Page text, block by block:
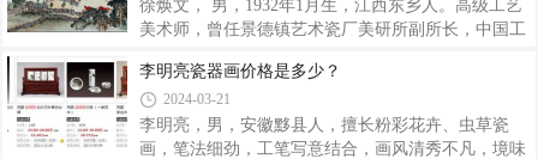
近期价格有所回落，但
梅兼竹，花卉鱼虫兽与人。画法惟宗南北派，作风不
让东西邻。聊将此幅留鸿爪，只当吾济自写真。”这
貌。“珠山八友”是中国景德镇陶瓷艺术最优秀的代
表，是20世纪景德镇陶瓷艺术的改革先驱，是景德镇
陶瓷艺术发展的开路先锋。继“珠山八友”之后又出
徐焕文， 男，1932年1月生，江西东乡人。高级工艺
美术师，曾任景德镇艺术瓷厂美研所副所长，中国工
承“珠山八友”之一汪野亭之子汪少平先生，以陶瓷粉
彩山水见长，1959年绘制的“英雄城－南昌大型瓷板
画”送北京人民大会堂陈列，1990年创作的“庐山风光
瓷板”为江西省赠香港名人沈炳麟先生的礼品，1995
李明亮瓷器画价格是多少？
2024-03-21
李明亮，男，安徽黟县人，擅长粉彩花卉、虫草瓷
画，笔法细劲，工笔写意结合，画风清秀不凡，境味